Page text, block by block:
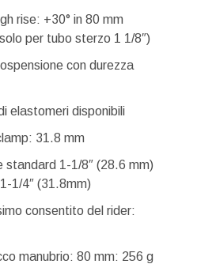
rise: +30° in 80 mm
per tubo sterzo 1 1/8″)
con durezza
elastomeri disponibili
31.8 mm
standard 1-1/8″ (28.6 mm)
1/4″ (31.8mm)
consentito del rider:
manubrio: 80 mm: 256 g